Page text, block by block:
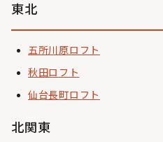
東北
五所川原ロフト
秋田ロフト
仙台長町ロフト
北関東